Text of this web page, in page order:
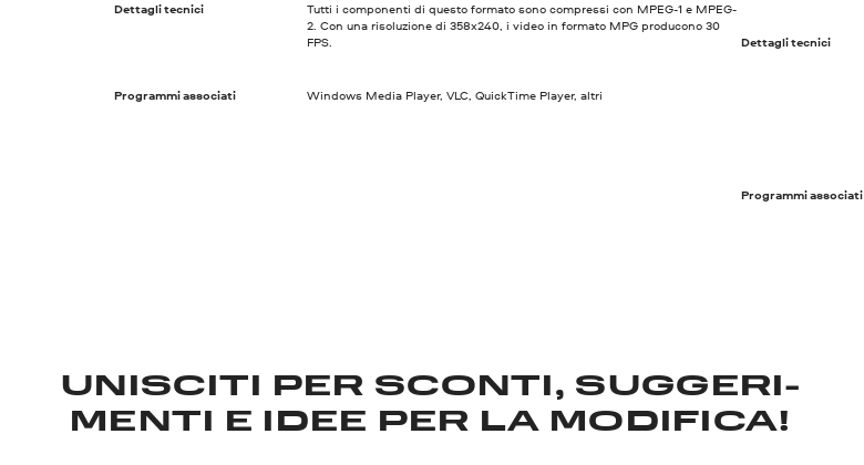
Dettagli tecnici
Tutti i componenti di questo formato sono compressi con MPEG-1 e MPEG-
2. Con una risoluzione di 358x240, i video in formato MPG producono 30
FPS.
Programmi associati Windows Media Player, VLC, QuickTime Player, altri
Dettagli tecnici
Programmi associati
UNISCITI PER SCONTI, SUGGERI­
MENTI E IDEE PER LA MODIFICA!